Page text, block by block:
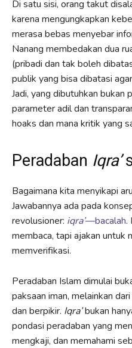
Di satu sisi, orang takut
karena mengungkapkan
merasa bebas menyebar
Nanang membedakan dua
(pribadi dan tak boleh
publik yang bisa dibatasi
Jadi, yang dibutuhkan bukan
parameter adil dan
hoaks dan mana kritik yang
Peradaban Iqra’
Bagaimana kita menyikapi
Jawabannya ada pada
revolusioner: iqra’—bacalah.
membaca, tapi ajakan untuk
memverifikasi.
Peradaban Islam dimulai
paksaan iman, melainkan
dan berpikir. Iqra’bukan
pondasi peradaban yang
mengkaji, dan memahami